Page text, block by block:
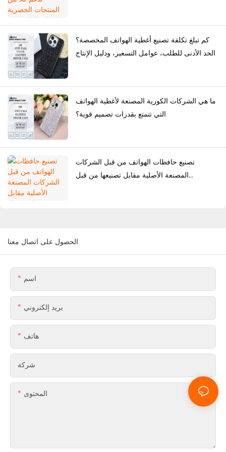
كم تبلغ تكلفة تصنيع أغطية الهواتف المخصصة؟
الحد الأدنى للطلب، عوامل التسعير، ودليل الإنتاج
ما هي الشركات الكورية المصنعة لأغطية الهواتف
التي تتمتع بقدرات تصميم قوية؟
تصنيع حافظات الهواتف من قبل الشركات
المصنعة الأصلية مقابل تصنيعها من قبل
الحصول على اتصال معنا
اسم
بريد إلكتروني
هاتف
شركة
المحتوى